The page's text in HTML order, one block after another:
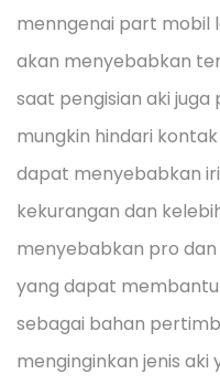
menngenai part mobil
akan menyebabkan
saat pengisian aki
mungkin hindari
dapat menyebabkan
kekurangan dan
menyebabkan pro
yang dapat
sebagai bahan
menginginkan jenis